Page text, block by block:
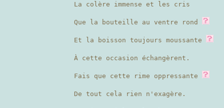
La colère immense et les cris
Que la bouteille au ventre rond
Et la boisson toujours moussante
À cette occasion échangèrent.
Fais que cette rime oppressante
De tout cela rien n'exagère.